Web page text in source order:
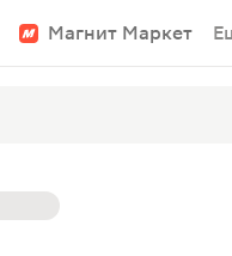
Магнит Маркет